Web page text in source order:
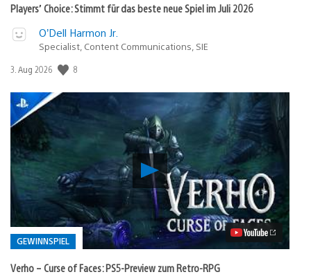
Players’ Choice: Stimmt für das beste neue Spiel im Juli 2026
O’Dell Harmon Jr.
Specialist, Content Communications, SIE
Veröffentlichungsdatum:
3. Aug 2026 8
Verho
–
Curse
of
Faces:
PS5-
Preview
zum
Retro-
GEWINNSPIEL
Verho – Curse of Faces: PS5-Preview zum Retro-RPG